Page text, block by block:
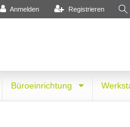
Anmelden Registrieren
Büroeinrichtung